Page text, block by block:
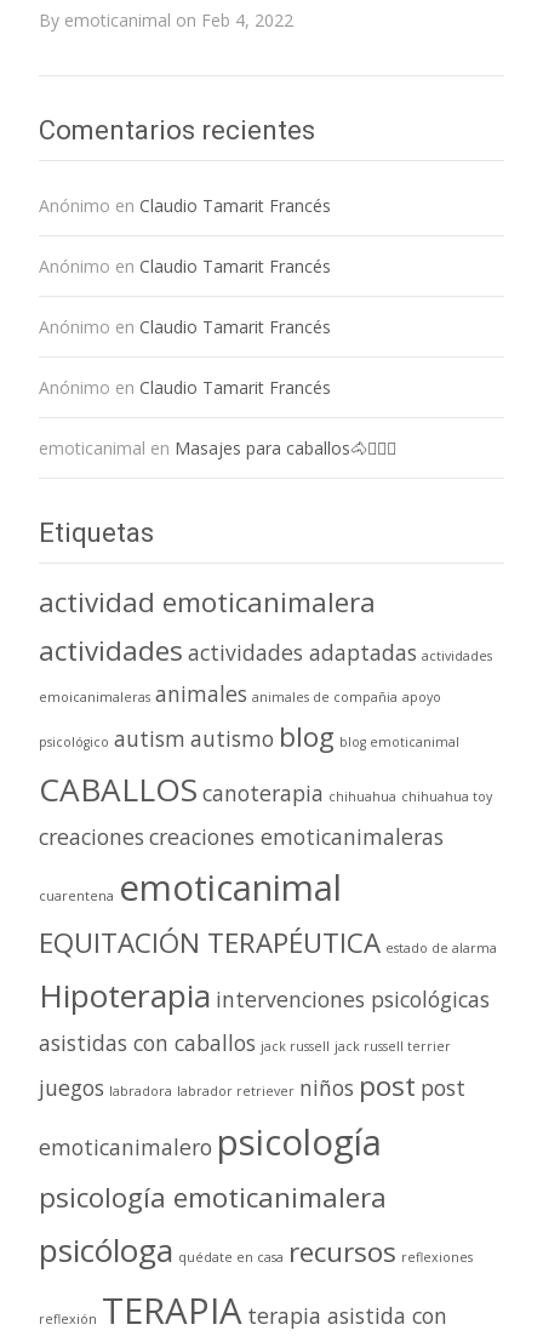
By emoticanimal on Feb 4, 2022
Comentarios recientes
Anónimo en Claudio Tamarit Francés
Anónimo en Claudio Tamarit Francés
Anónimo en Claudio Tamarit Francés
Anónimo en Claudio Tamarit Francés
emoticanimal en Masajes para caballos🐴💆🏻‍♀️
Etiquetas
actividad emoticanimalera
actividades actividades adaptadas actividades
emoicanimaleras animales animales de compañia apoyo
psicológico autism autismo blog blog emoticanimal
CABALLOS canoterapia chihuahua chihuahua toy
creaciones creaciones emoticanimaleras
cuarentena emoticanimal
EQUITACIÓN TERAPÉUTICA estado de alarma
Hipoterapia intervenciones psicológicas
asistidas con caballos jack russell jack russell terrier
juegos labradora labrador retriever niños post post
emoticanimalero psicología
psicología emoticanimalera
psicóloga quédate en casa recursos reflexiones
reflexión TERAPIA terapia asistida con